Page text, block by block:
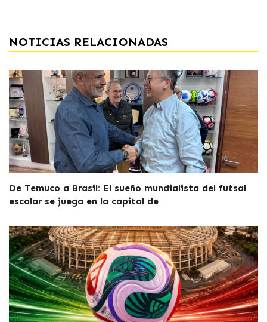
NOTICIAS RELACIONADAS
De Temuco a Brasil: El sueño mundialista del futsal
escolar se juega en la capital de